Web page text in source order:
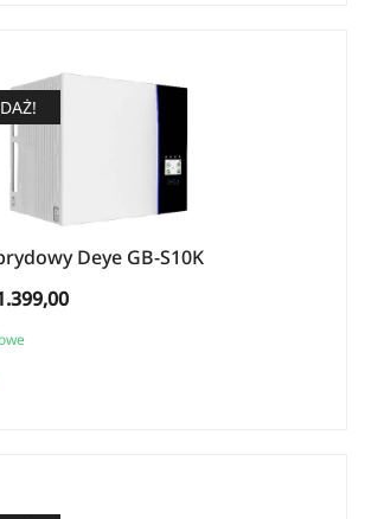
Deye GB-S10K
Aktualna